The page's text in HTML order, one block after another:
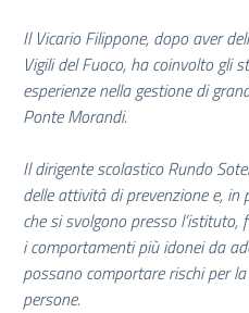
Il Vicario Filippone, dopo aver
Vigili del Fuoco, ha coinvolto gli
esperienze nella gestione di
Ponte Morandi.
Il dirigente scolastico Rundo
delle attività di prevenzione e, in
che si svolgono presso
i comportamenti più idonei da
possano comportare rischi per
persone.